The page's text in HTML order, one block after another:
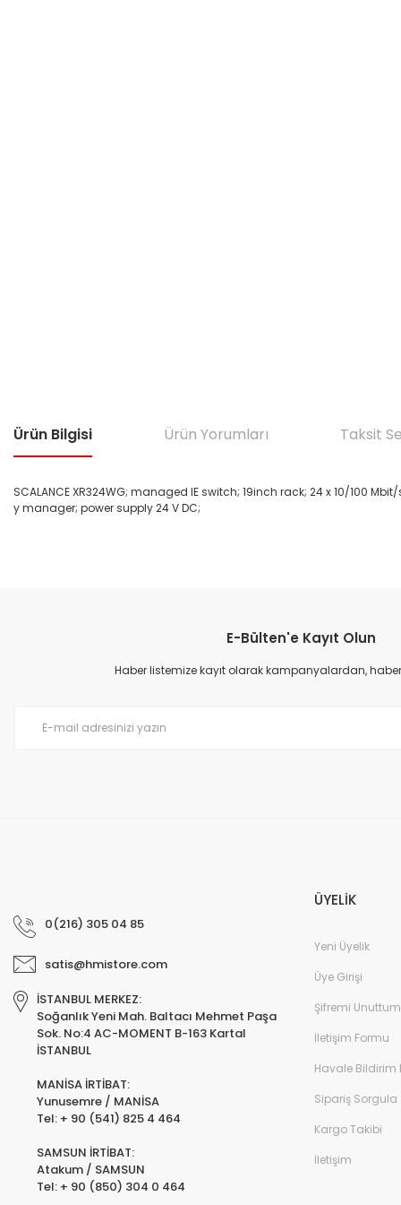
Ürün Bilgisi Ürün Yorumları Taksit
SCALANCE XR324WG; managed IE switch; 19inch rack; 24 x 10/100
y manager; power supply 24 V DC;
Ürün resmi kalitesiz, bozuk veya görüntülenemiyor.
Ürün açıklamasında eksik bilgiler bulunuyor.
E-Bülten'e Kayıt Olun
Haber listemize kayıt olarak kampanyalardan,
0(216) 305 04 85
satis@hmistore.com
İSTANBUL MERKEZ:
Soğanlık Yeni Mah. Baltacı Mehmet Paşa
Sok. No:4 AC-MOMENT B-163 Kartal
İSTANBUL
MANİSA İRTİBAT:
Yunusemre / MANİSA
Tel: + 90 (541) 825 4 464
SAMSUN İRTİBAT:
Atakum / SAMSUN
Tel: + 90 (850) 304 0 464
ÜYELİK
Yeni Üyelik
Üye Girişi
Şifremi Unuttum
İletişim Formu
Havale Bildirim
Sipariş Sorgula
Kargo Takibi
İletişim